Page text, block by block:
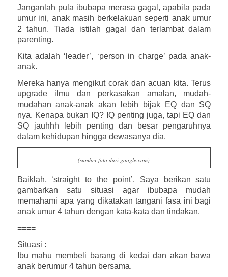
Janganlah pula ibubapa merasa gagal, apabila pada
umur ini, anak masih berkelakuan seperti anak umur
2 tahun. Tiada istilah gagal dan terlambat dalam
parenting.
Kita adalah ‘leader’, ‘person in charge’ pada anak-
anak.
Mereka hanya mengikut corak dan acuan kita. Terus
upgrade ilmu dan perkasakan amalan, mudah-
mudahan anak-anak akan lebih bijak EQ dan SQ
nya. Kenapa bukan IQ? IQ penting juga, tapi EQ dan
SQ jauhhh lebih penting dan besar pengaruhnya
dalam kehidupan hingga dewasanya dia.
(sumber foto dari google.com)
Baiklah, ‘straight to the point’. Saya berikan satu
gambarkan satu situasi agar ibubapa mudah
memahami apa yang dikatakan tangani fasa ini bagi
anak umur 4 tahun dengan kata-kata dan tindakan.
====
Situasi :
Ibu mahu membeli barang di kedai dan akan bawa
anak berumur 4 tahun bersama.